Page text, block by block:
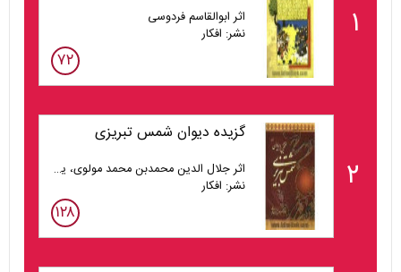
۱
اثر ابوالقاسم فردوسی
نشر: افکار
۷۲
۲
گزیده دیوان شمس تبریزی
اثر جلال الدین محمدبن محمد مولوی، یحیی ساسانی (گردآورنده)
نشر: افکار
۱۲۸